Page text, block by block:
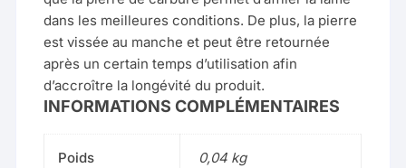
dans les meilleures conditions. De plus, la pierre
est vissée au manche et peut être retournée
après un certain temps d’utilisation afin
d’accroître la longévité du produit.
INFORMATIONS COMPLÉMENTAIRES
Poids 0,04 kg